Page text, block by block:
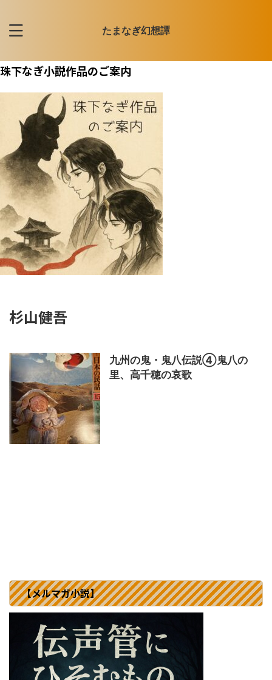
たまなぎ幻想譚
珠下なぎ小説作品のご案内
杉山健吾
九州の鬼・鬼八伝説④鬼八の
里、高千穂の哀歌
【メルマガ小説】